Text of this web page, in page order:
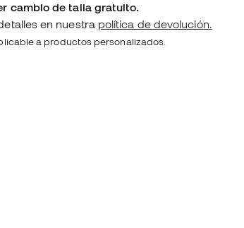
cambio de talla gratuito.
en nuestra política de devolución.
a productos personalizados.